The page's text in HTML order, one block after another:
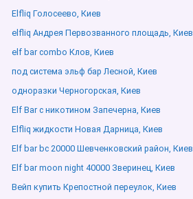
Elfliq Голосеево, Киев
elfliq Андрея Первозванного площадь, Киев
elf bar combo Клов, Киев
под система эльф бар Лесной, Киев
одноразки Черногорская, Киев
Elf Bar с никотином Запечерна, Киев
Elfliq жидкости Новая Дарница, Киев
Elf bar bc 20000 Шевченковский район, Киев
Elf bar moon night 40000 Зверинец, Киев
Вейп купить Крепостной переулок, Киев